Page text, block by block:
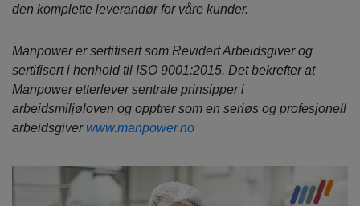
den komplette leverandør for våre kunder.
Manpowerer sertifisert som Revidert Arbeidsgiver og
sertifisert i henhold til ISO 9001:2015. Det bekrefter at
Manpower etterlever sentrale prinsipper i
arbeidsmiljøloven og opptrer som en seriøs og profesjonell
arbeidsgiver www.manpower.no